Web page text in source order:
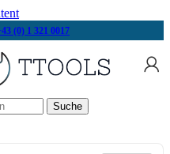
(0) 1 321 0017
Suche